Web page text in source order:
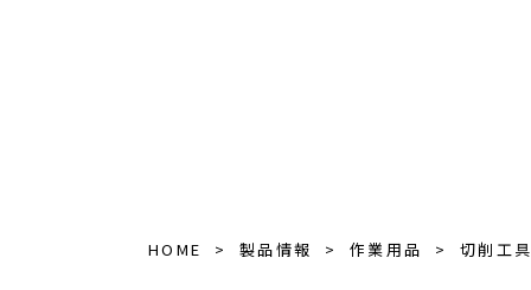
HOME 製品情報 作業用品 切削工